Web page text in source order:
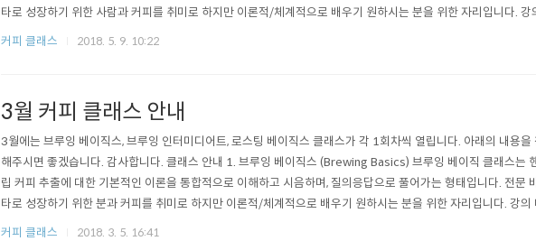
타로 성장하기 위한 사람과 커피를 취미로 하지만 이론적/체계적으로 배우기 원하시는 분을 위한 자리입니다. 강
용 자세히 알아보기 2. 브루잉 인터미디어트 (Brewing Intermediate) 브루잉 베이직스 참석자만 들을 수 있는 다
커피 클래스 2018. 5. 9. 10:22
3월 커피 클래스 안내
3월에는 브루잉 베이직스, 브루잉 인터미디어트, 로스팅 베이직스 클래스가 각 1회차씩 열립니다. 아래의 내용을
해주시면 좋겠습니다. 감사합니다. 클래스 안내 1. 브루잉 베이직스 (Brewing Basics) 브루잉 베이직 클래스는
립 커피 추출에 대한 기본적인 이론을 통합적으로 이해하고 시음하며, 질의응답으로 풀어가는 형태입니다. 전문
타로 성장하기 위한 분과 커피를 취미로 하지만 이론적/체계적으로 배우기 원하시는 분을 위한 자리입니다. 강의
자세히 알아보기 2. 브루잉 인터미디어트 (Brewing Intermediate) 브루잉 베이직스 참석자만 들을 수 있는 다음
커피 클래스 2018. 3. 5. 16:41